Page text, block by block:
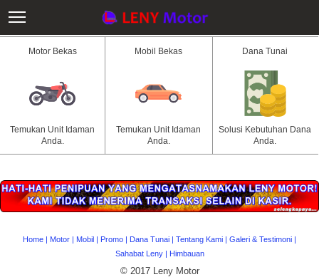
Motor Bekas
Temukan Unit Idaman
Anda.
Mobil Bekas
Temukan Unit Idaman
Anda.
Dana Tunai
Solusi Kebutuhan Dana
Anda.
Home | Motor | Mobil | Promo | Dana Tunai | Tentang Kami | Galeri & Testimoni |
Sahabat Leny| Himbauan
© 2017 Leny Motor